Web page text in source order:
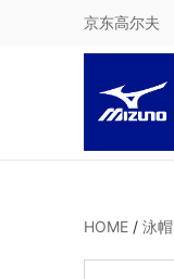
京东高尔夫
HOME / 泳帽